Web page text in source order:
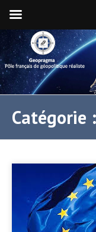
Catégorie :